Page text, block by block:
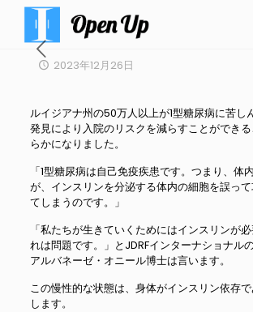
2023年12月26日
ルイジアナ州の50万人以上が1型糖尿病に苦し
発見により入院のリスクを減らすことができ
らかになりました。
「1型糖尿病は自己免疫疾患です。つまり、体
が、インスリンを分泌する体内の細胞を誤っ
てしまうのです。」
「私たちが生きていくためにはインスリンが
れは問題です。」とJDRFインターナショナル
アルバネーゼ・オニール博士は言います。
この慢性的な状態は、身体がインスリン依存
します。